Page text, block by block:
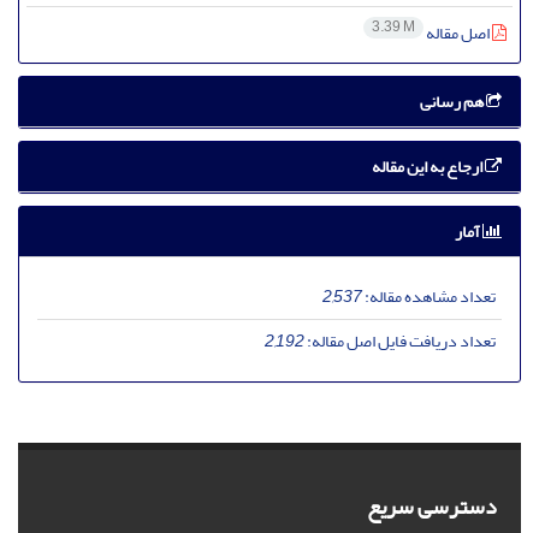
اصل مقاله 3.39 M
هم رسانی
ارجاع به این مقاله
آمار
تعداد مشاهده مقاله:2,537
تعداد دریافت فایل اصل مقاله:2,192
دسترسی سریع